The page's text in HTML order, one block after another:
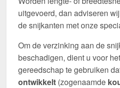
uitgevoerd, dan adviseren
de snijkanten met onze
Om de verzinking aan de
beschadigen, dient u voor
gereedschap te gebruiken
ontwikkelt (zogenaamde